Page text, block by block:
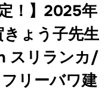
！】2025年
ょう子先生
スリランカ/
リーバワ建